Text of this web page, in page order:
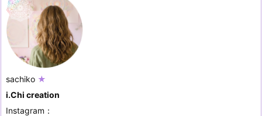
sachiko ★
i.Chi creation
Instagram：